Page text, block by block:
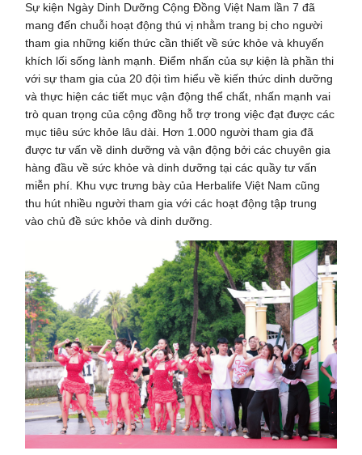
Sự kiện Ngày Dinh Dưỡng Cộng Đồng Việt Nam lần 7 đã
mang đến chuỗi hoạt động thú vị nhằm trang bị cho người
tham gia những kiến ​​thức cần thiết về sức khỏe và khuyến
khích lối sống lành mạnh. Điểm nhấn của sự kiện là phần thi
với sự tham gia của 20 đội tìm hiểu về kiến ​​thức dinh dưỡng
và thực hiện các tiết mục vận động thể chất, nhấn mạnh vai
trò quan trọng của cộng đồng hỗ trợ trong việc đạt được các
mục tiêu sức khỏe lâu dài. Hơn 1.000 người tham gia đã
được tư vấn về dinh dưỡng và vận động bởi các chuyên gia
hàng đầu về sức khỏe và dinh dưỡng tại các quầy tư vấn
miễn phí. Khu vực trưng bày của Herbalife Việt Nam cũng
thu hút nhiều người tham gia với các hoạt động tập trung
vào chủ đề sức khỏe và dinh dưỡng.